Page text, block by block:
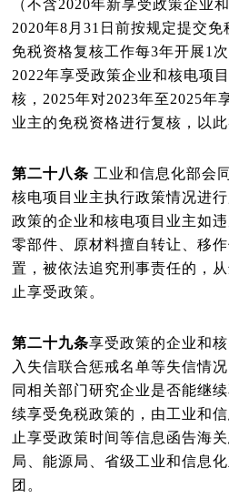
（不含2020年新享受政策企业
2020年8 月31 日前按规定提交
免税资格复核工作每3年开展1
2022年享受政策企业和核电项
核， 2025年对2023年至2025年
业主的免税资格进行复核，以此
第二十八条 工业和信息化部会
核电项目业主执行政策情况进
政策的企业和核电项目业主如
零部件、原材料擅自转让、移
置，被依法追究刑事责任的，
止享受政策。
第二十九条享受政策的企业和
入失信联合惩戒名单等失信情
同相关部门研究企业是否能继
续享受免税政策的，由工业和
止享受政策时间等信息函告海
局、能源局、省级工业和信息
团。